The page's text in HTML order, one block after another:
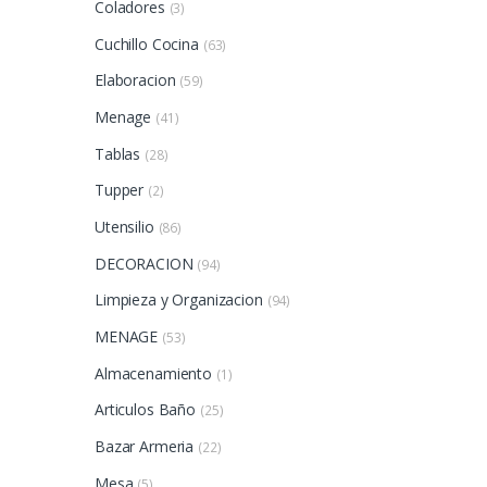
Coladores (3)
Cuchillo Cocina (63)
Elaboracion (59)
Menage (41)
Tablas (28)
Tupper (2)
Utensilio (86)
DECORACION (94)
Limpieza y Organizacion (94)
MENAGE (53)
Almacenamiento (1)
Articulos Baño (25)
Bazar Armeria (22)